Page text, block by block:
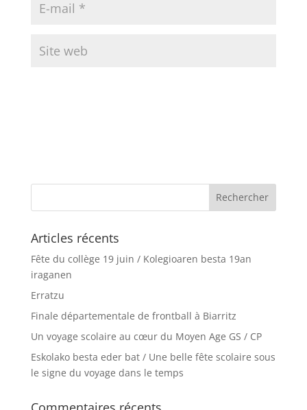
Articles récents
Fête du collège 19 juin / Kolegioaren besta 19an
iraganen
Erratzu
Finale départementale de frontball à Biarritz
Un voyage scolaire au cœur du Moyen Age GS / CP
Eskolako besta eder bat / Une belle fête scolaire sous
le signe du voyage dans le temps